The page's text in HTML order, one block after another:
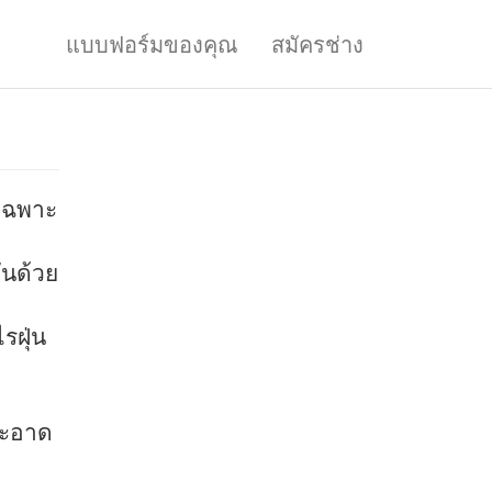
แบบฟอร์มของคุณ สมัครช่าง
พาะ
ด้วย
ฝุ่น
อาด